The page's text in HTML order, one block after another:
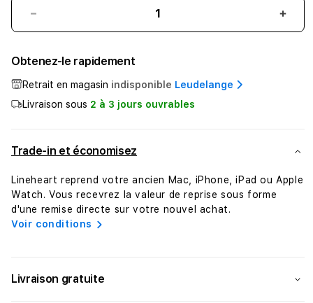
la
de
Casyx
Universel
•
la
Obtenez-le rapidement
Retrait en magasin indisponible Leudelange
Livraison sous 2 à 3 jours ouvrables
Trade-in et économisez
Lineheart reprend votre ancien Mac, iPhone, iPad ou Apple
Watch. Vous recevrez la valeur de reprise sous forme
d'une remise directe sur votre nouvel achat.
Voir conditions
Livraison gratuite